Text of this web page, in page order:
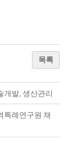
목록
개발, 생산관리
특례연구원 채